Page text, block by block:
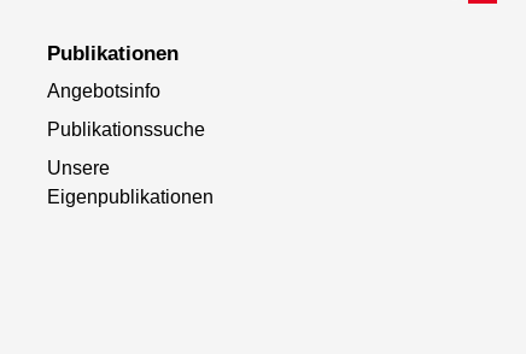
Publikationen
Angebotsinfo
Publikationssuche
Unsere
Eigenpublikationen